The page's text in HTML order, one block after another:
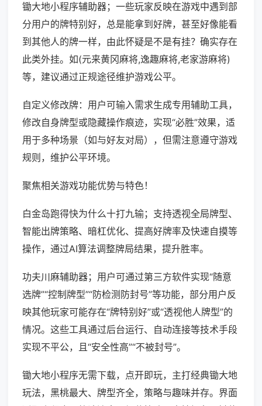
锄大地小程序辅助器；一些玩家反映在游戏中遇到部
分用户的牌特别好，总是能拿到好牌，甚至好像能看
到其他人的牌一样，由此怀疑是不是有挂？确实存在
此类外挂。如(元来黄冈麻将,逸趣麻将,老家游麻将)
等，建议通过正规途径维护游戏公平。
自定义修改牌：用户可输入需求生成专用辅助工具，
修改自身牌型或隐藏操作痕迹，实现“必胜”效果，适
用于多种场景（如与好友对局），但需注意遵守游戏
规则，维护公平环境。
聚焦相关游戏功能优势与特色！
白金岛跑得快为什么十打九输；支持透视全局牌型、
智能出牌策略、暗杠优化、提高好牌率及快速自摸等
操作，通过AI算法调整牌局结果，提升胜率。
功夫川麻辅助器；用户可通过第三方软件实现“随意
选牌”“控制牌型”“防检测防封号”等功能，部分用户反
映其他玩家可能存在“牌特别好”或“透视他人牌型”的
情况。这些工具通过后台运行、自动连接等技术手段
实现不平公，且“安全性高”“不被封号”。
锄大地小程序无需下载，点开即玩，主打经典锄大地
玩法，黑桃最大、牌型齐全，策略与趣味并存。界面